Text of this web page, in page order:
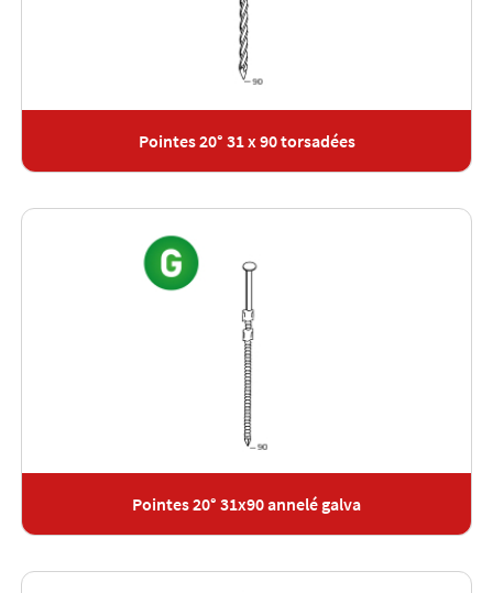
Pointes 20° 31 x 90 torsadées
Pointes 20° 31x90 annelé galva